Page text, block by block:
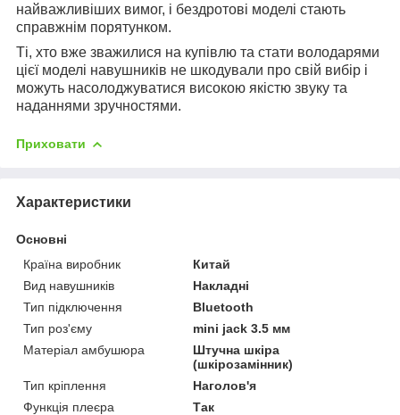
найважливіших вимог, і бездротові моделі стають
справжнім порятунком.
Ті, хто вже зважилися на купівлю та стати володарями
цієї моделі навушників не шкодували про свій вибір і
можуть насолоджуватися високою якістю звуку та
наданнями зручностями.
Приховати
Характеристики
Основні
Країна виробник
Китай
Вид навушників
Накладні
Тип підключення
Bluetooth
Тип роз'єму
mini jack 3.5 мм
Матеріал амбушюра
Штучна шкіра
(шкірозамінник)
Тип кріплення
Наголов'я
Функція плеєра
Так